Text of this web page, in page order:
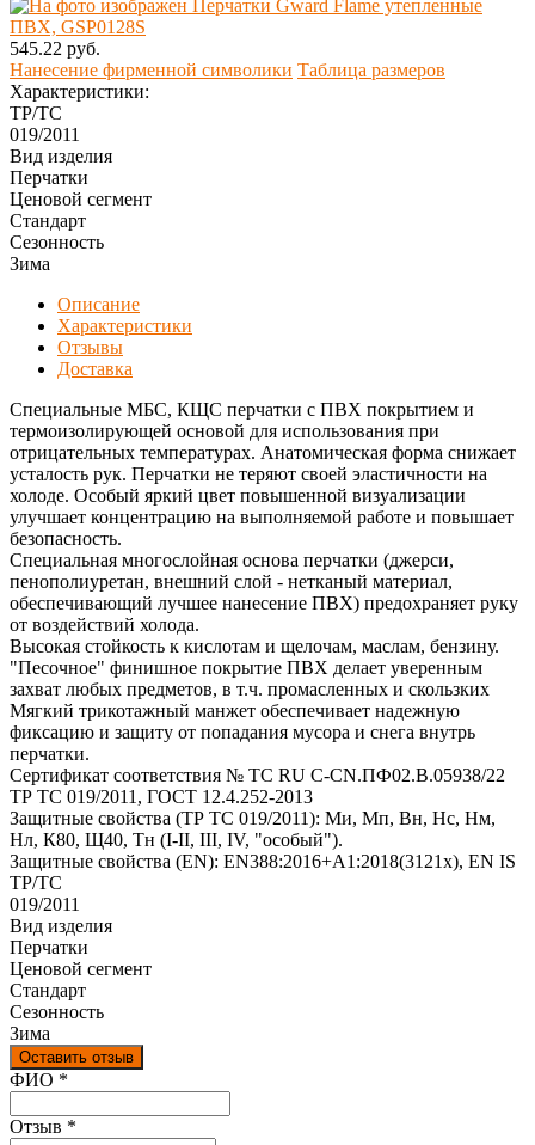
545.22 руб.
Нанесение фирменной символики Таблица размеров
Характеристики:
ТР/ТС
019/2011
Вид изделия
Перчатки
Ценовой сегмент
Стандарт
Сезонность
Зима
Описание
Характеристики
Отзывы
Доставка
Специальные МБС, КЩС перчатки с ПВХ покрытием и
термоизолирующей основой для использования при
отрицательных температурах. Анатомическая форма снижает
усталость рук. Перчатки не теряют своей эластичности на
холоде. Особый яркий цвет повышенной визуализации
улучшает концентрацию на выполняемой работе и повышает
безопасность.
Специальная многослойная основа перчатки (джерси,
пенополиуретан, внешний слой - нетканый материал,
обеспечивающий лучшее нанесение ПВХ) предохраняет руку
от воздействий холода.
Высокая стойкость к кислотам и щелочам, маслам, бензину.
"Песочное" финишное покрытие ПВХ делает уверенным
захват любых предметов, в т.ч. промасленных и скользких
Мягкий трикотажный манжет обеспечивает надежную
фиксацию и защиту от попадания мусора и снега внутрь
перчатки.
Сертификат соответствия № ТС RU C-CN.ПФ02.В.05938/22
ТР ТС 019/2011, ГОСТ 12.4.252-2013
Защитные свойства (ТР ТС 019/2011): Ми, Мп, Вн, Нс, Нм,
Нл, К80, Щ40, Тн (I-II, III, IV, "особый").
Защитные свойства (EN): EN388:2016+А1:2018(3121х), EN IS
ТР/ТС
019/2011
Вид изделия
Перчатки
Ценовой сегмент
Стандарт
Сезонность
Зима
Оставить отзыв
Ваш отзыв был отправлен!
ФИО *
Отзыв *